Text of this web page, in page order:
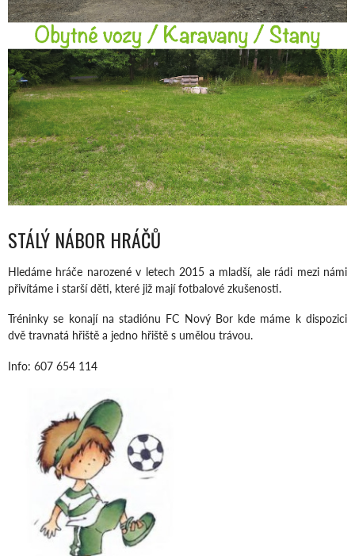
STÁLÝ NÁBOR HRÁČŮ
Hledáme hráče narozené v letech 2015 a mladší, ale rádi mezi námi
přivítáme i starší děti, které již mají fotbalové zkušenosti.
Tréninky se konají na stadiónu FC Nový Bor kde máme k dispozici
dvě travnatá hřiště a jedno hřiště s umělou trávou.
Info: 607 654 114